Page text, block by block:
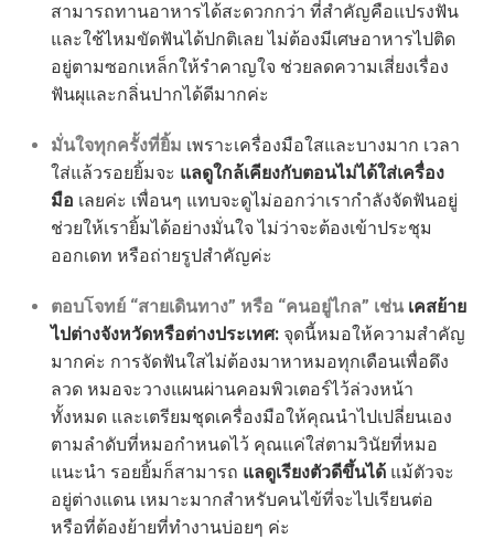
สามารถทานอาหารได้สะดวกกว่า ที่สำคัญคือแปรงฟัน
และใช้ไหมขัดฟันได้ปกติเลย ไม่ต้องมีเศษอาหารไปติด
อยู่ตามซอกเหล็กให้รำคาญใจ ช่วยลดความเสี่ยงเรื่อง
ฟันผุและกลิ่นปากได้ดีมากค่ะ
มั่นใจทุกครั้งที่ยิ้ม เพราะเครื่องมือใสและบางมาก เวลา
ใส่แล้วรอยยิ้มจะ แลดูใกล้เคียงกับตอนไม่ได้ใส่เครื่อง
มือ เลยค่ะ เพื่อนๆ แทบจะดูไม่ออกว่าเรากำลังจัดฟันอยู่
ช่วยให้เรายิ้มได้อย่างมั่นใจ ไม่ว่าจะต้องเข้าประชุม
ออกเดท หรือถ่ายรูปสำคัญค่ะ
ตอบโจทย์ “สายเดินทาง” หรือ “คนอยู่ไกล” เช่น เคสย้าย
ไปต่างจังหวัดหรือต่างประเทศ:จุดนี้หมอให้ความสำคัญ
มากค่ะ การจัดฟันใสไม่ต้องมาหาหมอทุกเดือนเพื่อดึง
ลวด หมอจะวางแผนผ่านคอมพิวเตอร์ไว้ล่วงหน้า
ทั้งหมด และเตรียมชุดเครื่องมือให้คุณนำไปเปลี่ยนเอง
ตามลำดับที่หมอกำหนดไว้ คุณแค่ใส่ตามวินัยที่หมอ
แนะนำ รอยยิ้มก็สามารถ แลดูเรียงตัวดีขึ้นได้แม้ตัวจะ
อยู่ต่างแดน เหมาะมากสำหรับคนไข้ที่จะไปเรียนต่อ
หรือที่ต้องย้ายที่ทำงานบ่อยๆ ค่ะ